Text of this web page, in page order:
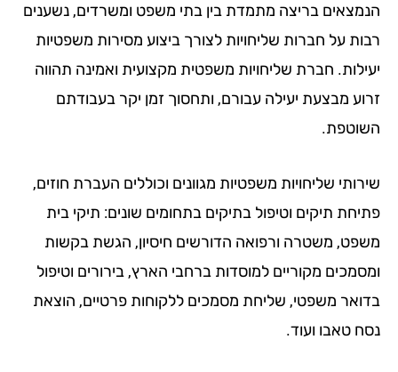
בריצה מתמדת בין בתי משפט ומשרדים, נשענים
על חברות שליחויות לצורך ביצוע מסירות משפטיות
חברת שליחויות משפטית מקצועית ואמינה תהווה
מבצעת יעילה עבורם, ותחסוך זמן יקר בעבודתם
שליחויות משפטיות מגוונים וכוללים העברת חוזים,
תיקים וטיפול בתיקים בתחומים שונים: תיקי בית
משטרה ורפואה הדורשים חיסיון, הגשת בקשות
מקוריים למוסדות ברחבי הארץ, בירורים וטיפול
משפטי, שליחת מסמכים ללקוחות פרטיים, הוצאת
טאבו ועוד.